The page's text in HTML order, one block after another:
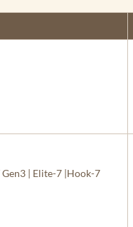
Gen3 | Elite-7 |Hook-7